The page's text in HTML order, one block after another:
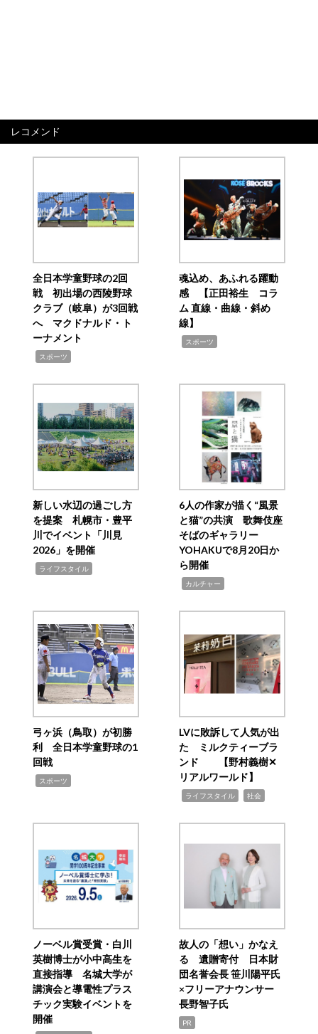
レコメンド
全日本学童野球の2回
戦 初出場の西陵野球
クラブ（岐阜）が3回戦
へ マクドナルド・ト
ーナメント
スポーツ
魂込め、あふれる躍動
感 【正田裕生 コラ
ム 直線・曲線・斜め
線】
スポーツ
新しい水辺の過ごし方
を提案 札幌市・豊平
川でイベント「川見
2026」を開催
ライフスタイル
6人の作家が描く“風景
と猫”の共演 歌舞伎座
そばのギャラリー
YOHAKUで8月20日か
ら開催
カルチャー
弓ヶ浜（鳥取）が初勝
利 全日本学童野球の1
回戦
スポーツ
LVに敗訴して人気が出
た ミルクティーブラ
ンド 【野村義樹✕
リアルワールド】
ライフスタイル 社会
ノーベル賞受賞・白川
英樹博士が小中高生を
直接指導 名城大学が
講演会と導電性プラス
チック実験イベントを
開催
故人の「想い」かなえ
る 遺贈寄付 日本財
団名誉会長 笹川陽平氏
×フリーアナウンサー
長野智子氏
PR